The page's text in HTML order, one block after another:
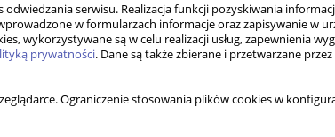
serwisu. Realizacja funkcji pozyskiwania
w formularzach informacje oraz zapisywanie w
wykorzystywane są w celu realizacji usług, zapewnienia
prywatności. Dane są także zbierane i przetwarzane
Ograniczenie stosowania plików cookies w